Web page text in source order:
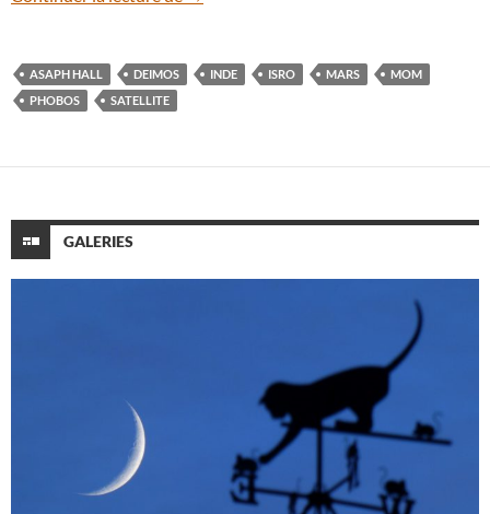
ASAPH HALL DEIMOS INDE ISRO MARS
MOM
PHOBOS
SATELLITE
GALERIES